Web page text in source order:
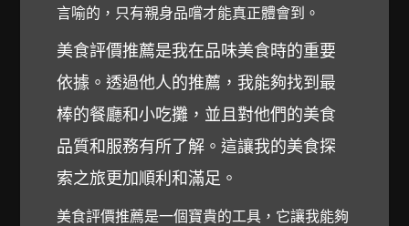
言喻的，只有親身品嚐才能真正體會到。
美食評價推薦是我在品味美食時的重要
依據。透過他人的推薦，我能夠找到最
棒的餐廳和小吃攤，並且對他們的美食
品質和服務有所了解。這讓我的美食探
索之旅更加順利和滿足。
美食評價推薦是一個寶貴的工具，它讓我能夠